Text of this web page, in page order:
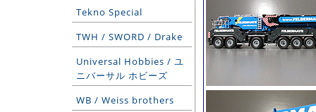
Tekno Special
TWH / SWORD / Drake
Universal Hobbies / ユ
ニバーサル ホビーズ
WB / Weiss brothers